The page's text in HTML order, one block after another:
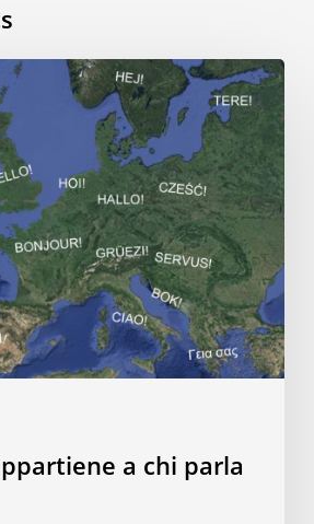
a chi parla